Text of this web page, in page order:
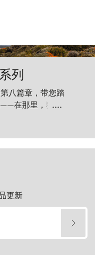
列
八篇章，带您踏
在那里，狂风
百内塔（Torres
，傲然向苍穹发
....
更新